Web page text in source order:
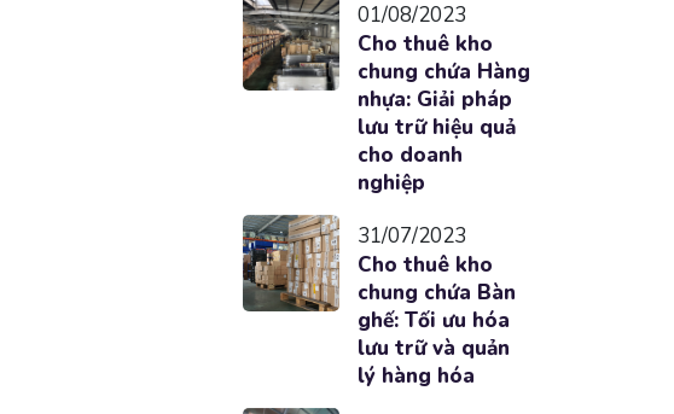
01/08/2023
Cho thuê kho
chung chứa Hàng
nhựa: Giải pháp
lưu trữ hiệu quả
cho doanh
nghiệp
31/07/2023
Cho thuê kho
chung chứa Bàn
ghế: Tối ưu hóa
lưu trữ và quản
lý hàng hóa